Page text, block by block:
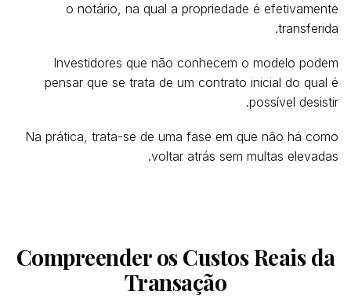
o notário, na qual a propriedade é efetivamente
transferida.
Investidores que não conhecem o modelo podem
pensar que se trata de um contrato inicial do qual é
possível desistir.
Na prática, trata-se de uma fase em que não há como
voltar atrás sem multas elevadas.
Compreender os Custos Reais da
Transação